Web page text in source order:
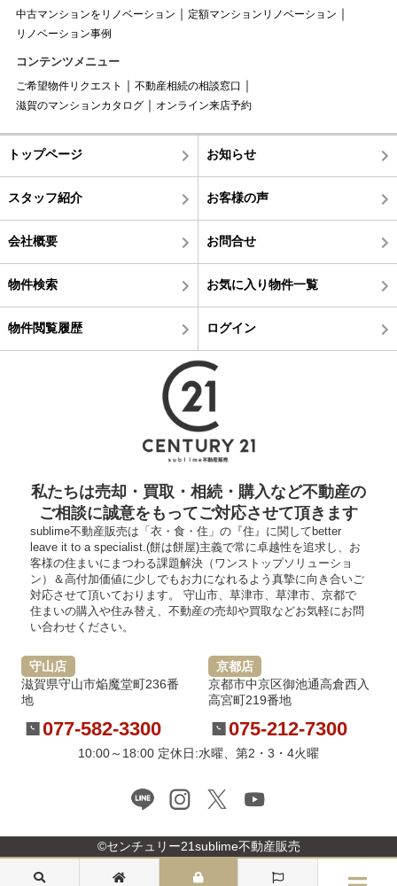
中古マンションをリノベーション
定額マンションリノベーション
リノベーション事例
コンテンツメニュー
ご希望物件リクエスト
不動産相続の相談窓口
滋賀のマンションカタログ
オンライン来店予約
トップページ お知らせ
スタッフ紹介 お客様の声
会社概要 お問合せ
物件検索 お気に入り物件一覧
物件閲覧履歴 ログイン
私たちは売却・買取・相続・購入など不動産の
ご相談に誠意をもってご対応させて頂きます
sublime不動産販売は「衣・食・住」の『住』に関してbetter
leave it to a specialist.(餅は餅屋)主義で常に卓越性を追求し、お
客様の住まいにまつわる課題解決（ワンストップソリューショ
ン）＆高付加価値に少しでもお力になれるよう真摯に向き合いご
対応させて頂いております。 守山市、草津市、草津市、京都で
住まいの購入や住み替え、不動産の売却や買取などお気軽にお問
い合わせください。
守山店
滋賀県守山市焔魔堂町236番
地
077-582-3300
京都店
京都市中京区御池通高倉西入
高宮町219番地
075-212-7300
10:00～18:00 定休日:水曜、第2・3・4火曜
©センチュリー21sublime不動産販売